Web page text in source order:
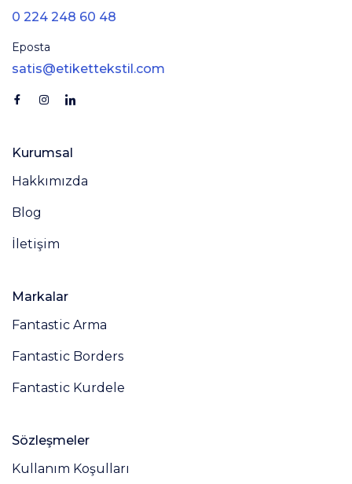
0 224 248 60 48
Eposta
satis@etikettekstil.com
Kurumsal
Hakkımızda
Blog
İletişim
Markalar
Fantastic Arma
Fantastic Borders
Fantastic Kurdele
Sözleşmeler
Kullanım Koşulları